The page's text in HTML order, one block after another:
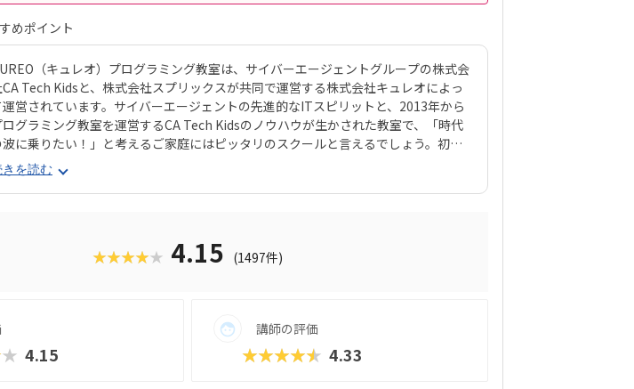
めポイント
（キュレオ）プログラミング教室は、サイバーエージェントグループの株式会
Tech Kidsと、株式会社スプリックスが共同で運営する株式会社キュレオによっ
運営されています。サイバーエージェントの先進的なITスピリットと、2013年から
ログラミング教室を運営するCA Tech Kidsのノウハウが生かされた教室で、「時代
波に乗りたい！」と考えるご家庭にはピッタリのスクールと言えるでしょう。初級
ースのメインパートでは、オリジナル教材を使って420種類のゲーム制作に挑戦。教
スクール名のとおり、独自に開発されたプログラミング教材「QUREO（キュレ
」です。スマホゲームのような感覚でサクサク進められるのに、本格的な内容が
も高く、実際にスマホゲーム開発で使用されていたキャラクター素材などを多数収
きを読む
★★★★★ 4.15 (1497件)
4.15
講師の評価
★★★★★ 4.33